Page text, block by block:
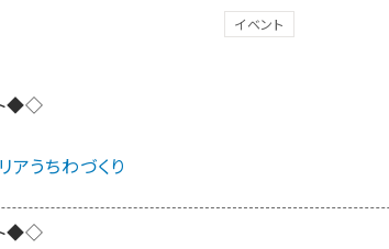
イベント
◆◇
うちわづくり
◆◇